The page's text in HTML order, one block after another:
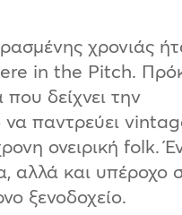
χρονιάς
in the Pitch.
δείχνει την
παντρεύει
ονειρική folk.
αλλά και υπέροχο
ξενοδοχείο.